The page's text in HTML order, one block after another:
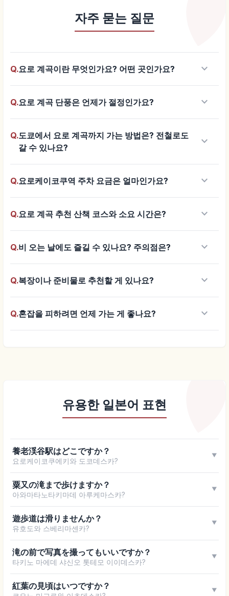
자주 묻는 질문
Q.요로 계곡이란 무엇인가요? 어떤 곳인가요? keyboard_arrow_down
Q.요로 계곡 단풍은 언제가 절정인가요? keyboard_arrow_down
Q.도쿄에서 요로 계곡까지 가는 방법은? 전철로도
갈 수 있나요?
keyboard_arrow_down
Q.요로케이코쿠역 주차 요금은 얼마인가요? keyboard_arrow_down
Q.요로 계곡 추천 산책 코스와 소요 시간은? keyboard_arrow_down
Q.비 오는 날에도 즐길 수 있나요? 주의점은? keyboard_arrow_down
Q.복장이나 준비물로 추천할 게 있나요? keyboard_arrow_down
Q.혼잡을 피하려면 언제 가는 게 좋나요? keyboard_arrow_down
유용한 일본어 표현
養老渓谷駅はどこですか？
요로케이코쿠에키와 도코데스카?
▼
粟又の滝まで歩けますか？
아와마타노타키마데 아루케마스카?
▼
遊歩道は滑りませんか？
유호도와 스베리마센카?
▼
滝の前で写真を撮ってもいいですか？
타키노 마에데 샤신오 톳테모 이이데스카?
▼
紅葉の見頃はいつですか？ ▼